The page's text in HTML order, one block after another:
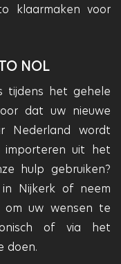
klaarmaken voor
NOL
tijdens het gehele
dat uw nieuwe
Nederland wordt
uit het
hulp gebruiken?
Nijkerk of neem
om uw wensen te
of via het
doen.